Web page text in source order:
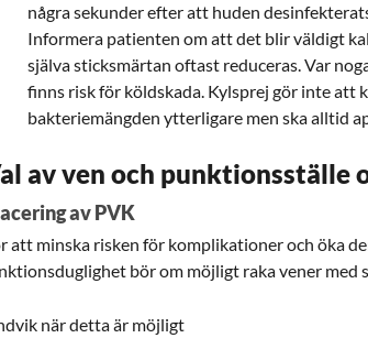
några sekunder efter att huden
Informera patienten om att det blir väldigt
själva sticksmärtan oftast reduceras. Var
finns risk för köldskada. Kylsprej gör inte att
bakteriemängden ytterligare men ska alltid
av ven och punktionsställe
av PVK
att minska risken för komplikationer och öka
bör om möjligt raka vener med
när detta är möjligt